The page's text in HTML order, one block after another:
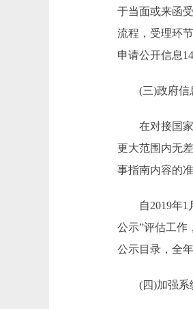
于当面或来函
流程，受理环
申请公开信息
(三)政府信息
在对接国家
更大范围内无
事指南内容的
自2019年1月
公示”评估工作
公示目录，全
(四)加强系